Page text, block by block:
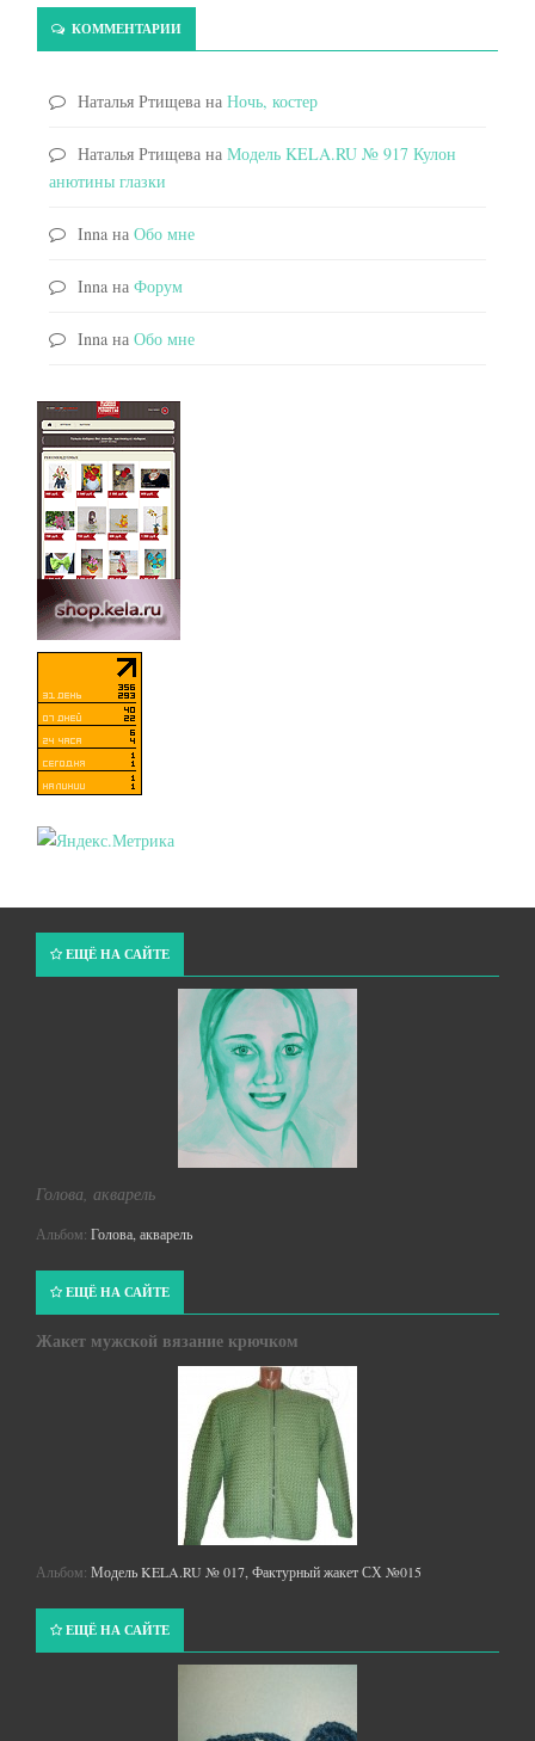
КОММЕНТАРИИ
Наталья Ртищева на Ночь, костер
Наталья Ртищева на Модель KELA.RU № 917 Кулон
анютины глазки
Inna на Обо мне
Inna на Форум
Inna на Обо мне
ЕЩЁ НА САЙТЕ
Голова, акварель
Альбом: Голова, акварель
ЕЩЁ НА САЙТЕ
Жакет мужской вязание крючком
Альбом: Модель KELA.RU № 017, Фактурный жакет СХ №015
ЕЩЁ НА САЙТЕ